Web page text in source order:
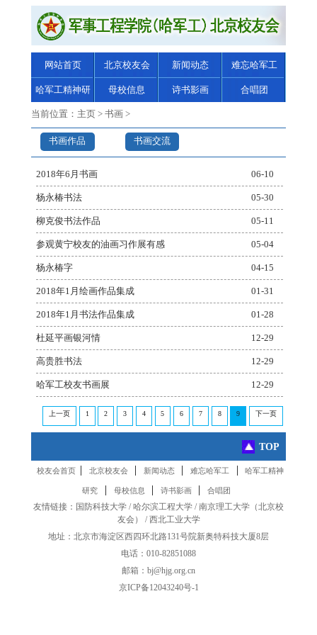
网站首页 北京校友会 新闻动态 难忘哈军工
哈军工精神研
究
母校信息 诗书影画 合唱团
当前位置： 主页 > 书画 >
书画作品 书画交流
2018年6月书画 06-10
杨永椿书法 05-30
柳克俊书法作品 05-11
参观黄宁校友的油画习作展有感 05-04
杨永椿字 04-15
2018年1月绘画作品集成 01-31
2018年1月书法作品集成 01-28
杜延平画银河情 12-29
高贵胜书法 12-29
哈军工校友书画展 12-29
上一页 1 2 3 4 5 6 7 8 9 下一页
TOP
校友会首页 | 北京校友会 | 新闻动态 | 难忘哈军工 | 哈军工精神
研究 | 母校信息 | 诗书影画 | 合唱团
友情链接： 国防科技大学 /哈尔滨工程大学 /南京理工大学 （北京校
友会） /西北工业大学
地址：北京市海淀区西四环北路131号院新奥特科技大厦8层
电话：010-82851088
邮箱：bj@hjg.org.cn
京ICP备12043240号-1